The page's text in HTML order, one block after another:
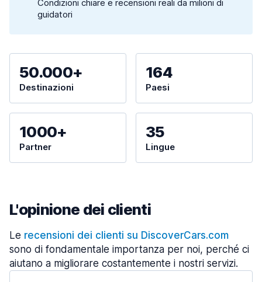
Condizioni chiare e recensioni reali da milioni di
guidatori
50.000+
Destinazioni
164
Paesi
1000+
Partner
35
Lingue
L'opinione dei clienti
Le recensioni dei clienti su DiscoverCars.com
sono di fondamentale importanza per noi, perché ci
aiutano a migliorare costantemente i nostri servizi.